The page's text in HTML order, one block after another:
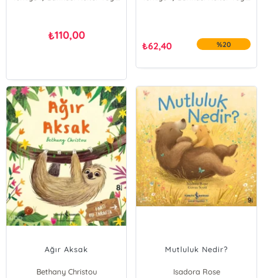
₺110,00
₺62,40 %20
Ağır Aksak
Bethany Christou
Mutluluk Nedir?
Isadora Rose